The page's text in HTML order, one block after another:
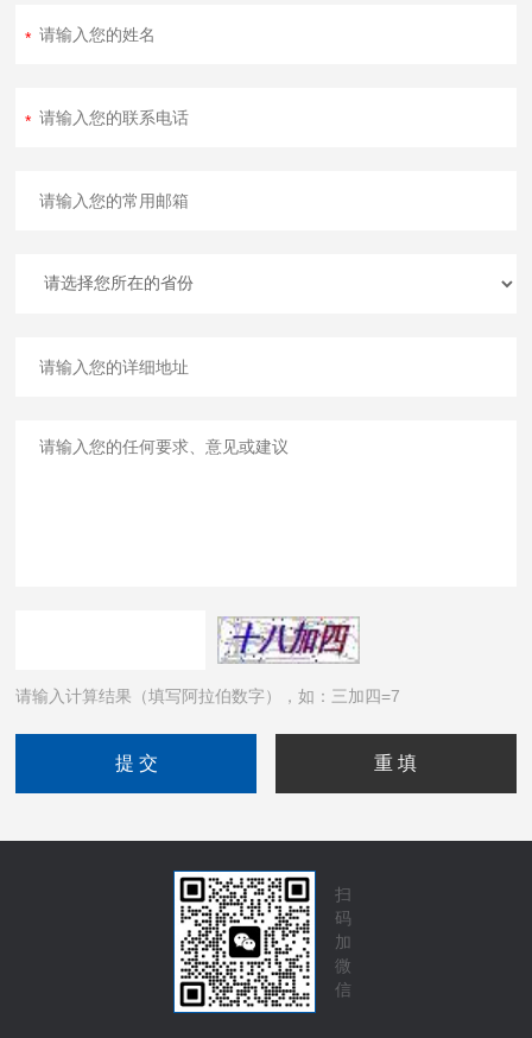
请输入计算结果（填写阿拉伯数字），如：三加四=7
扫
码
加
微
信